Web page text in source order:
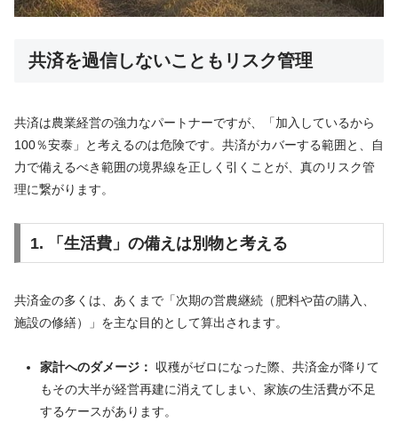
共済を過信しないこともリスク管理
共済は農業経営の強力なパートナーですが、「加入しているから
100％安泰」と考えるのは危険です。共済がカバーする範囲と、自
力で備えるべき範囲の境界線を正しく引くことが、真のリスク管
理に繋がります。
1. 「生活費」の備えは別物と考える
共済金の多くは、あくまで「次期の営農継続（肥料や苗の購入、
施設の修繕）」を主な目的として算出されます。
家計へのダメージ：
収穫がゼロになった際、共済金が降りて
もその大半が経営再建に消えてしまい、家族の生活費が不足
するケースがあります。